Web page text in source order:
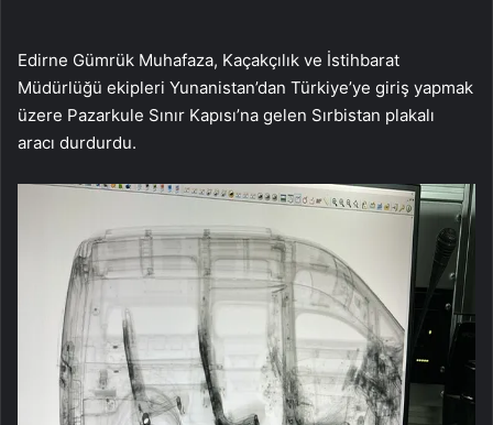
Edirne Gümrük Muhafaza, Kaçakçılık ve İstihbarat
Müdürlüğü ekipleri Yunanistan’dan Türkiye’ye giriş yapmak
üzere Pazarkule Sınır Kapısı’na gelen Sırbistan plakalı
aracı durdurdu.